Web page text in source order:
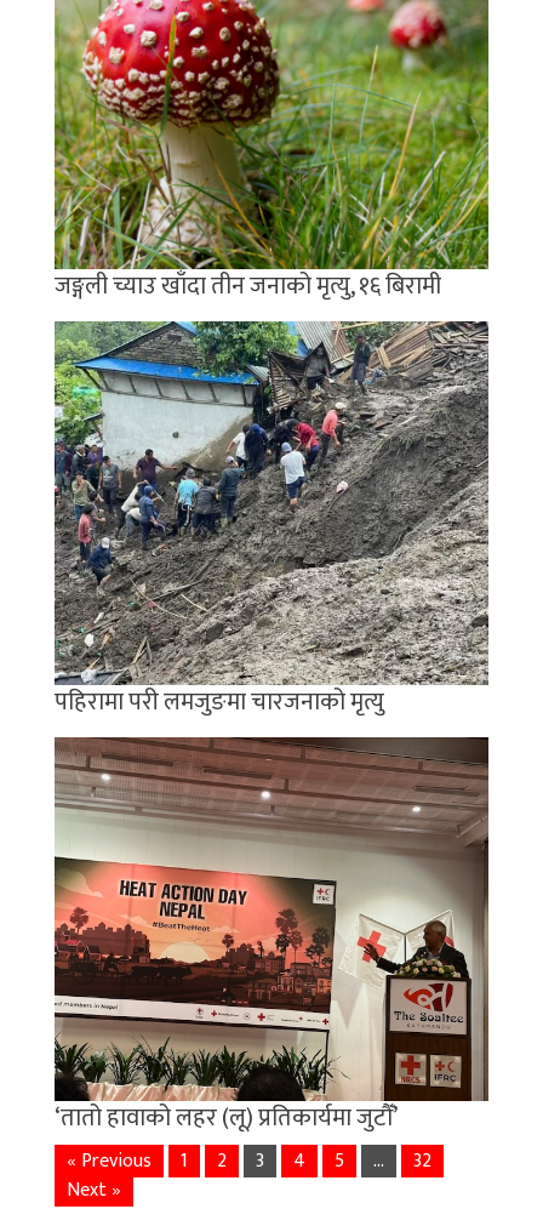
जङ्गली च्याउ खाँदा तीन जनाको मृत्यु, १६ बिरामी
पहिरामा परी लमजुङमा चारजनाको मृत्यु
‘तातो हावाको लहर (लू) प्रतिकार्यमा जुटौँ’
« Previous 1 2 3 4 5 …
32
Next »